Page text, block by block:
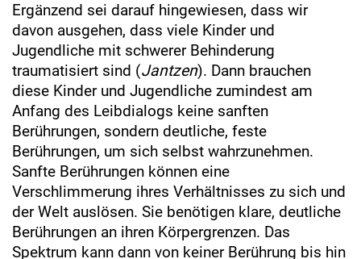
Ergänzend sei darauf hingewiesen, dass wir
davon ausgehen, dass viele Kinder und
Jugendliche mit schwerer Behinderung
traumatisiert sind (Jantzen). Dann brauchen
diese Kinder und Jugendliche zumindest am
Anfang des Leibdialogs keine sanften
Berührungen, sondern deutliche, feste
Berührungen, um sich selbst wahrzunehmen.
Sanfte Berührungen können eine
Verschlimmerung ihres Verhältnisses zu sich und
der Welt auslösen. Sie benötigen klare, deutliche
Berührungen an ihren Körpergrenzen. Das
Spektrum kann dann von keiner Berührung bis hin